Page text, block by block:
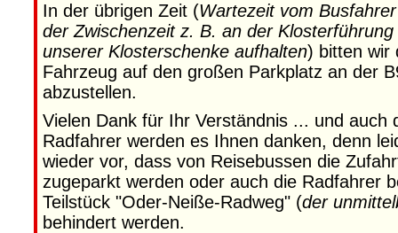
In der übrigen Zeit (Wartezeit vom
der Zwischenzeit z. B. an der
unserer Klosterschenke aufhalten) bitten wir
Fahrzeug auf den großen Parkplatz an der
abzustellen.
Vielen Dank für Ihr Verständnis ... und auch
Radfahrer werden es Ihnen danken, denn
wieder vor, dass von Reisebussen die
zugeparkt werden oder auch die Radfahrer
Teilstück "Oder-Neiße-Radweg" (der
behindert werden.